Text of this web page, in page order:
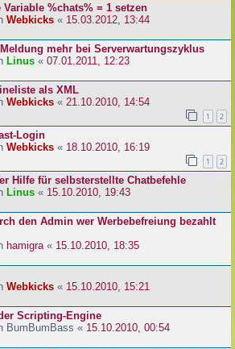
Variable %chats% = 1 setzen
Webkicks « 15.03.2012, 13:44
mehr bei Serverwartungszyklus
Linus « 07.01.2011, 12:23
als XML
Webkicks « 21.10.2010, 14:54
1 2
Login
Webkicks « 18.10.2010, 16:19
1 2
Hilfe für selbsterstellte Chatbefehle
Linus « 15.10.2010, 19:43
den Admin wer Werbebefreiung bezahlt
hamigra « 15.10.2010, 18:35
Webkicks « 15.10.2010, 15:21
Scripting-Engine
BumBumBass « 15.10.2010, 00:54